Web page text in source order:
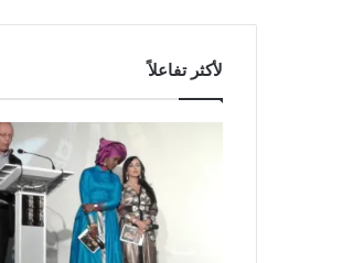
لأكثر تفاعلاً